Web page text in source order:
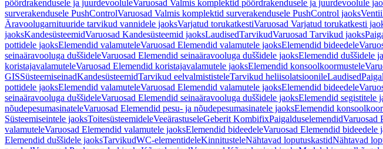
pöördrakendusele ja juurdevooluleVaruosad Valmis komplektid pöördrakendusele ja juurdevoolule
surverakendusele PushControlVaruosad Valmis komplektid surverakendusele PushControl jaoks
Äravoolugarnituuride tarvikud vannidele jaoksVarjatud torukatkestiVaruosad Varjatud torukatkesti
jaoksKandesüsteemidVaruosad Kandesüsteemid jaoksLaudisedTarvikudVaruosad Tarvikud jaoks
pottidele jaoksElemendid valamuteleVaruosad Elemendid valamutele jaoksElemendid bideedele
seinaäravooluga duššideleVaruosad Elemendid seinaäravooluga duššidele jaoksElemendid duššidele
koristajavalamuteleVaruosad Elemendid koristajavalamutele jaoksElemendid konsoolkoormustele
GISSüsteemiseinadKandesüsteemidTarvikud eelvalmististeleTarvikud heliisolatsioonileLaudised
pottidele jaoksElemendid valamuteleVaruosad Elemendid valamutele jaoksElemendid bideedele
seinaäravooluga duššideleVaruosad Elemendid seinaäravooluga duššidele jaoksElemendid segistitele
nõudepesumasinateleVaruosad Elemendid pesu- ja nõudepesumasinatele jaoksElemendid
Süsteemiseintele jaoksToitesüsteemideleVeeärastuseleGeberit KombifixPaigalduselemendidVaruosad
valamuteleVaruosad Elemendid valamutele jaoksElemendid bideedeleVaruosad Elemendid bideedele
Elemendid duššidele jaoksTarvikudWC-elementideleKinnitusteleNähtavad loputuskastidNähtavad